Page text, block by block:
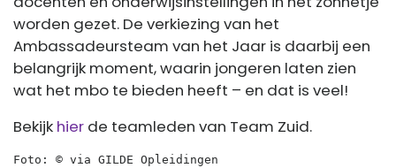
worden gezet. De verkiezing van het
Ambassadeursteam van het Jaar is daarbij een
belangrijk moment, waarin jongeren laten zien
wat het mbo te bieden heeft – en dat is veel!
Bekijk hier de teamleden van Team Zuid.
Foto: © via GILDE Opleidingen